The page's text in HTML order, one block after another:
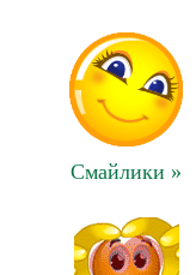
Смайлики »